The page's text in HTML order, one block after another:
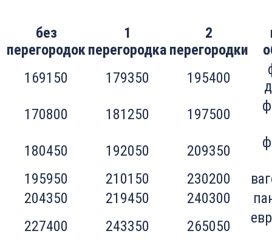
без
перегородок
1
перегородка
2
перегородки
169150
179350 195400
170800
181250 197500
180450 192050 209350
195950 210150 230200
204350
219450 240300
227400
243350 265050